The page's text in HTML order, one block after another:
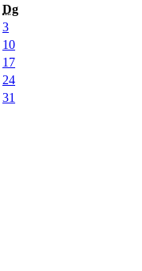
Dg
3
10
17
24
31